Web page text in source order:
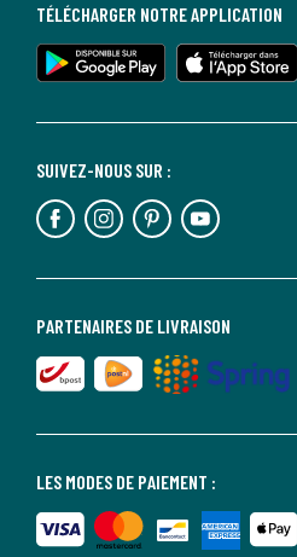
LES MODES DE PAIEMENT :
PARTENAIRES DE LIVRAISON
SUIVEZ-NOUS SUR :
TÉLÉCHARGER NOTRE APPLICATION